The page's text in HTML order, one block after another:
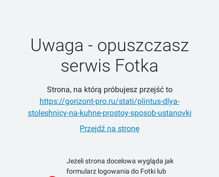
Uwaga - opuszczasz
serwis Fotka
Strona, na którą próbujesz przejść to
https://gorizont-pro.ru/stati/plintus-dlya-
stoleshnicy-na-kuhne-prostoy-sposob-ustanovki
Przejdź na stronę
Jeżeli strona docelowa wygląda jak
formularz logowania do Fotki lub